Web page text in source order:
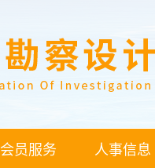
会员服务 人事信息